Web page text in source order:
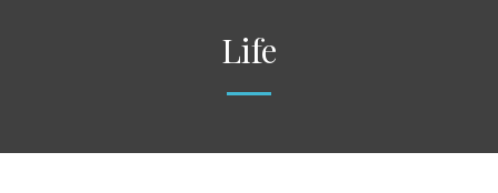
Life